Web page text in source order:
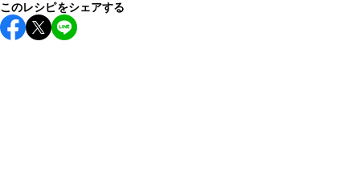
保存期間は冷蔵で当日中が目安です。なるべくお早めにお召
し上がりください。
このレシピをシェアする